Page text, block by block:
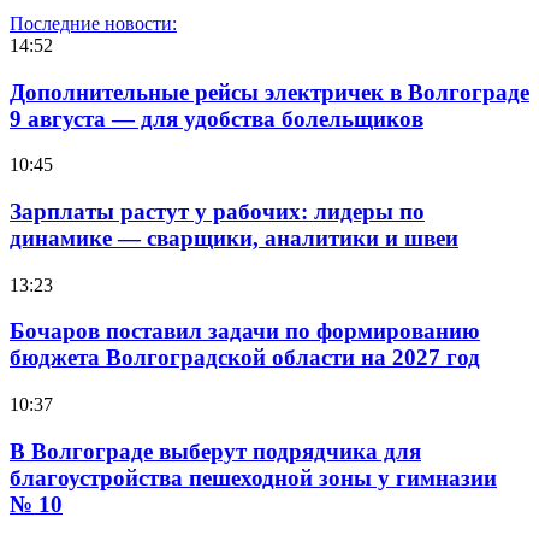
Последние новости:
14:52
Дополнительные рейсы электричек в Волгограде
9 августа — для удобства болельщиков
10:45
Зарплаты растут у рабочих: лидеры по
динамике — сварщики, аналитики и швеи
13:23
Бочаров поставил задачи по формированию
бюджета Волгоградской области на 2027 год
10:37
В Волгограде выберут подрядчика для
благоустройства пешеходной зоны у гимназии
№ 10